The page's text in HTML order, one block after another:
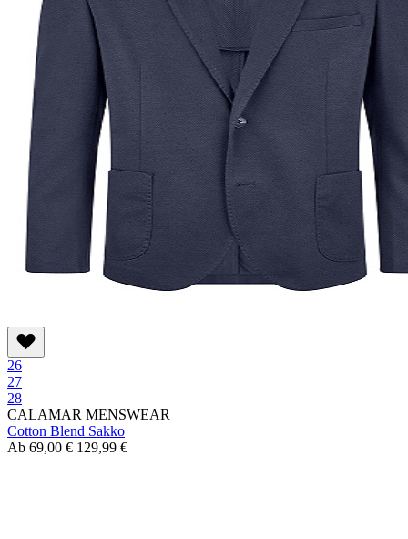
26
27
28
CALAMAR MENSWEAR
Cotton Blend Sakko
Ab 69,00 € 129,99 €